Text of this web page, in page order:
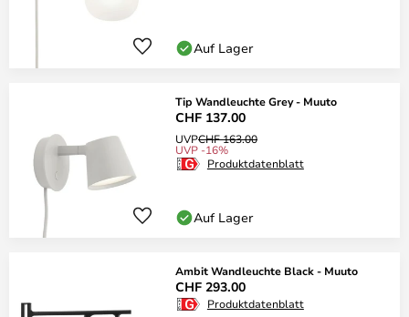
Auf Lager
Tip Wandleuchte Grey - Muuto
CHF 137.00
UVPCHF 163.00
UVP -16%
Produktdatenblatt
Auf Lager
Ambit Wandleuchte Black - Muuto
CHF 293.00
Produktdatenblatt